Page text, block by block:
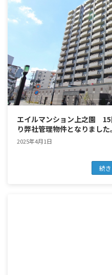
エイルマンション上之園
り弊社管理物件となりました。
2025年4月1日
続